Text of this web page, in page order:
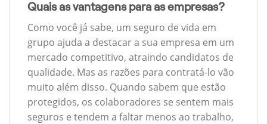
Quais as vantagens para as empresas?
Como você já sabe, um seguro de vida em
grupo ajuda a destacar a sua empresa em um
mercado competitivo, atraindo candidatos de
qualidade. Mas as razões para contratá-lo vão
muito além disso. Quando sabem que estão
protegidos, os colaboradores se sentem mais
seguros e tendem a faltar menos ao trabalho,